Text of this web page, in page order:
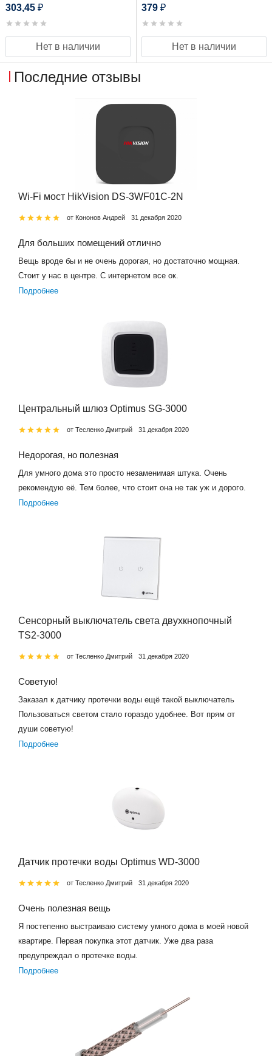
303,45 ₽
Нет в наличии
379 ₽
Нет в наличии
Последние отзывы
Wi-Fi мост HikVision DS-3WF01C-2N
от Кононов Андрей 31 декабря 2020
Для больших помещений отлично
Вещь вроде бы и не очень дорогая, но достаточно мощная.
Стоит у нас в центре. С интернетом все ок.
Подробнее
Центральный шлюз Optimus SG-3000
от Тесленко Дмитрий 31 декабря 2020
Недорогая, но полезная
Для умного дома это просто незаменимая штука. Очень
рекомендую её. Тем более, что стоит она не так уж и дорого.
Подробнее
Сенсорный выключатель света двухкнопочный
TS2-3000
от Тесленко Дмитрий 31 декабря 2020
Советую!
Заказал к датчику протечки воды ещё такой выключатель
Пользоваться светом стало гораздо удобнее. Вот прям от
души советую!
Подробнее
Датчик протечки воды Optimus WD-3000
от Тесленко Дмитрий 31 декабря 2020
Очень полезная вещь
Я постепенно выстраиваю систему умного дома в моей новой
квартире. Первая покупка этот датчик. Уже два раза
предупреждал о протечке воды.
Подробнее